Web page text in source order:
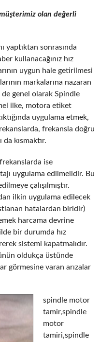
müşterimiz olan değerli
yaptıktan sonrasında
kullanacağınız hız
uygun hale getirilmesi
markalarına nazaran
genel olarak Spindle
ilke, motora etiket
uygulama etmek,
frekansla doğru
kısmaktır.
ise
uygulama edilmelidir. Bu
çalışılmıştır.
ilkin uygulama edilecek
hatalardan biridir)
harcama devrine
bir durumda hız
sistemi kapatmalıdır.
oldukça üstünde
görmesine varan arızalar
spindle motor
tamir,spindle
motor
tamiri,spindle